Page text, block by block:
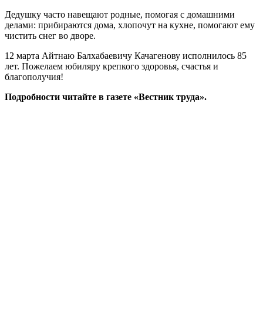
Дедушку часто навещают родные, помогая с домашними
делами: прибираются дома, хлопочут на кухне, помогают ему
чистить снег во дворе.
12 марта Айтнаю Балхабаевичу Качагенову исполнилось 85
лет. Пожелаем юбиляру крепкого здоровья, счастья и
благополучия!
Подробности читайте в газете «Вестник труда».